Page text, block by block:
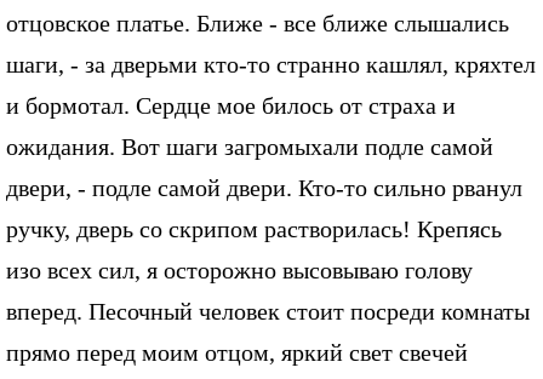
отцовское платье. Ближе - все ближе слышались
шаги, - за дверьми кто-то странно кашлял, кряхтел
и бормотал. Сердце мое билось от страха и
ожидания. Вот шаги загромыхали подле самой
двери, - подле самой двери. Кто-то сильно рванул
ручку, дверь со скрипом растворилась! Крепясь
изо всех сил, я осторожно высовываю голову
вперед. Песочный человек стоит посреди комнаты
прямо перед моим отцом, яркий свет свечей